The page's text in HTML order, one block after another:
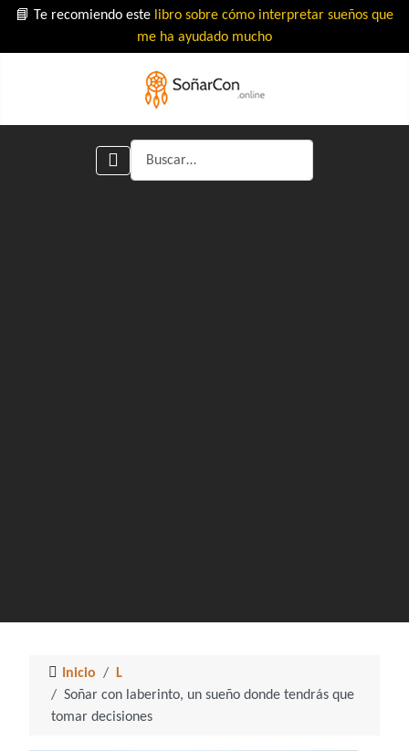
📘 Te recomiendo este libro sobre cómo interpretar sueños que
me ha ayudado mucho
Buscar
Inicio
L
Soñar con laberinto, un sueño donde tendrás que
tomar decisiones